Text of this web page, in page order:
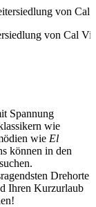
reig
Spannung
wie
wie El
können in den
Drehorte
Ihren Kurzurlaub